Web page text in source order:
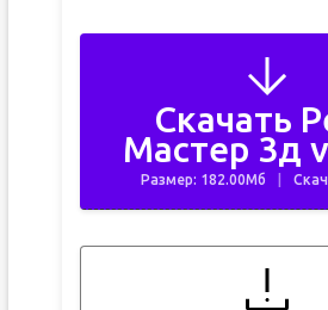
Скачать
Мастер 3д
Размер: 182.00Мб